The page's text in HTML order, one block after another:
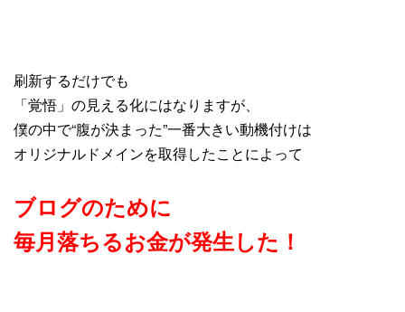
刷新するだけでも
「覚悟」の見える化にはなりますが、
僕の中で“腹が決まった”一番大きい動機付けは
オリジナルドメインを取得したことによって
ブログのために
毎月落ちるお金が発生した！